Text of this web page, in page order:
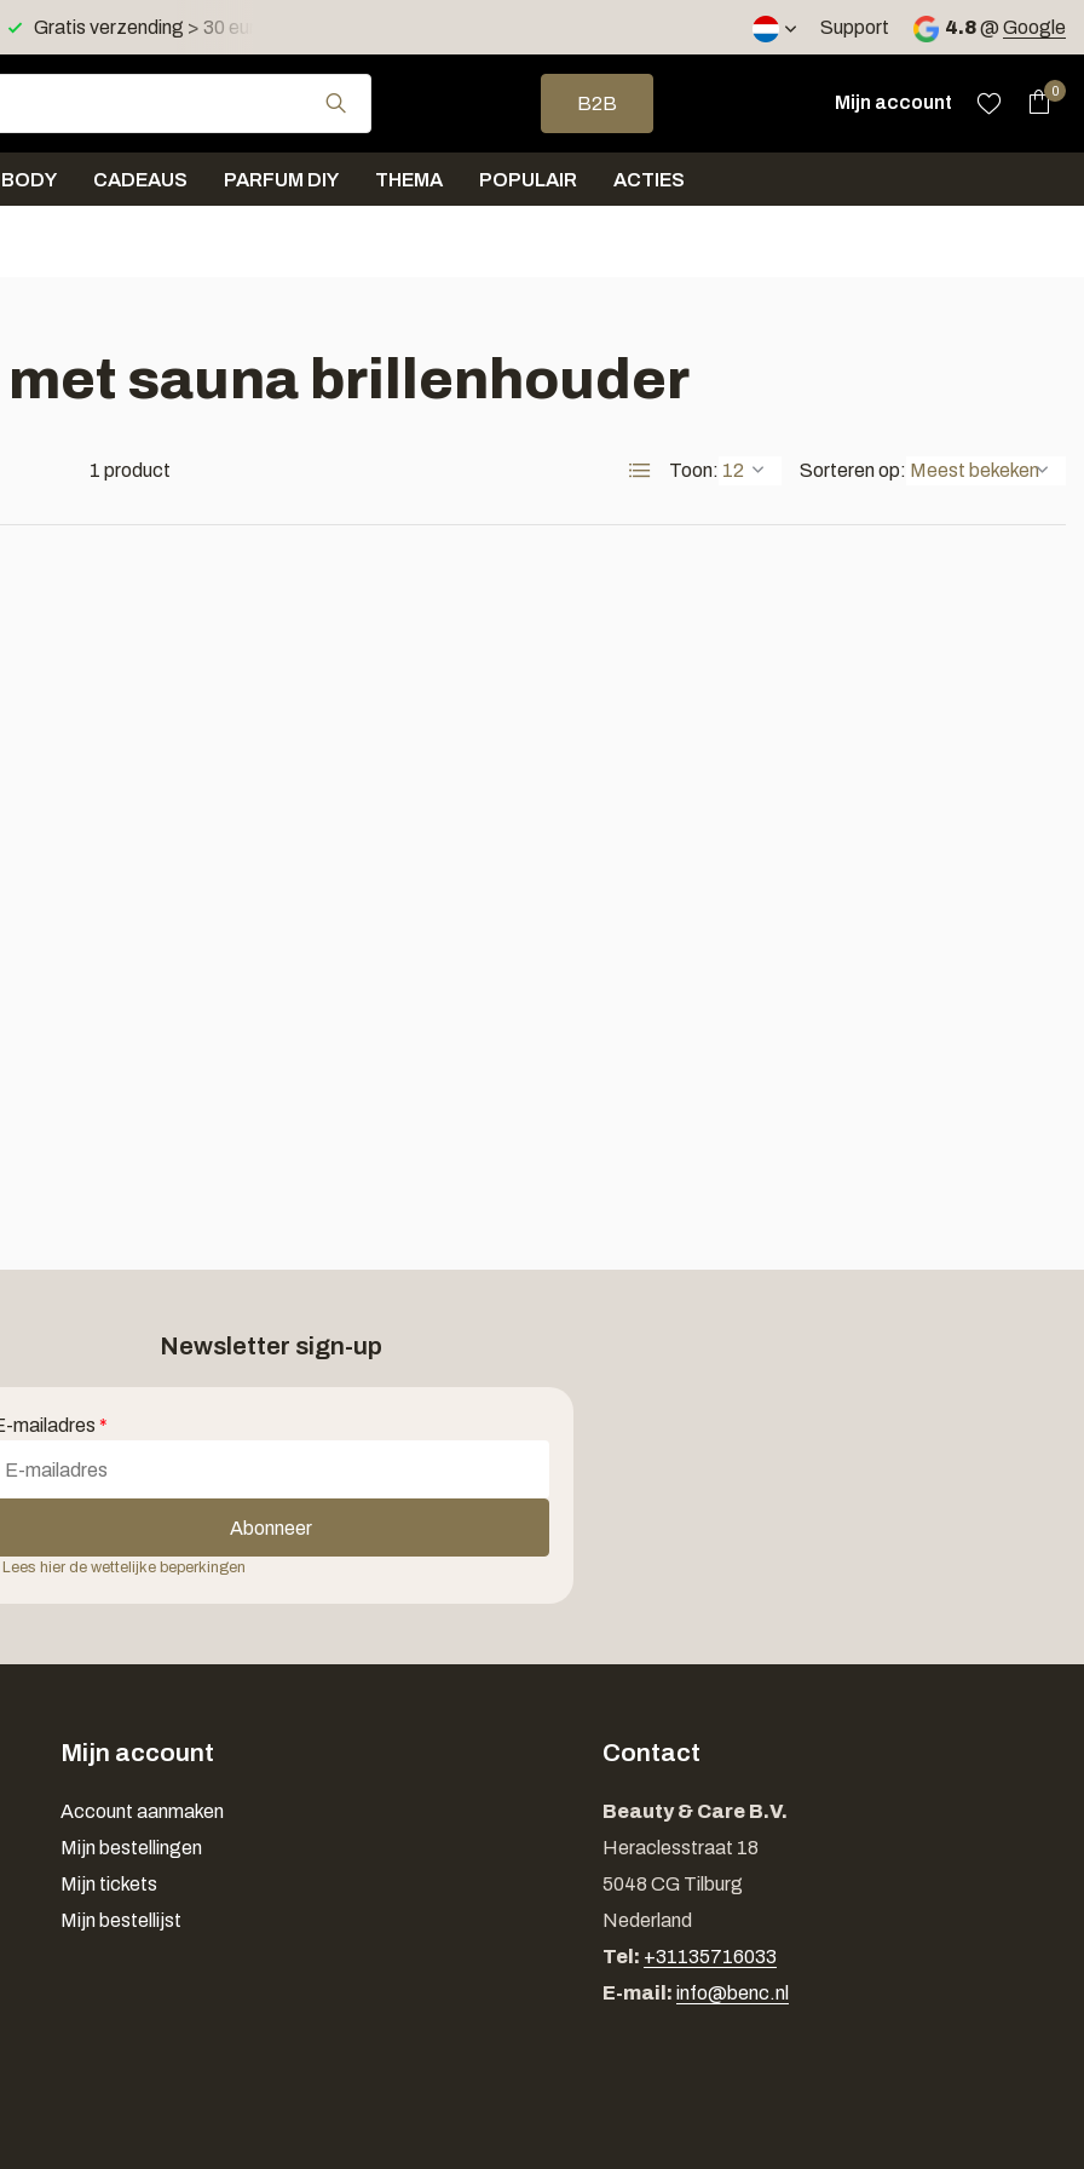
Gratis verzending > 30 euro in NL en BE Support 4.8@ Google
Gebruik de pijltjes op en neer om een beschikbaar resultaat te selecteren. Druk
B2B
Mijn account
0
BODY CADEAUS PARFUM DIY THEMA POPULAIR ACTIES
sauna brillenhouder
1 product Toon: Sorteren op:
Newsletter sign-up
mailadres *
Abonneer
Lees hier de wettelijke beperkingen
Mijn account
Account aanmaken
Mijn bestellingen
Mijn tickets
Mijn bestellijst
Contact
Beauty & Care B.V.
Heraclesstraat 18
5048 CG Tilburg
Nederland
Tel: +31135716033
E-mail: info@benc.nl